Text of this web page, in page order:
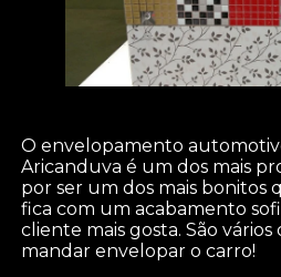
O envelopamento
Aricanduva é um dos mais
por ser um dos mais bonitos
fica com um acabamento
cliente mais gosta. São
mandar envelopar o carro!